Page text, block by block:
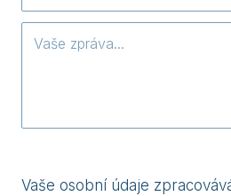
Vaše osobní údaje